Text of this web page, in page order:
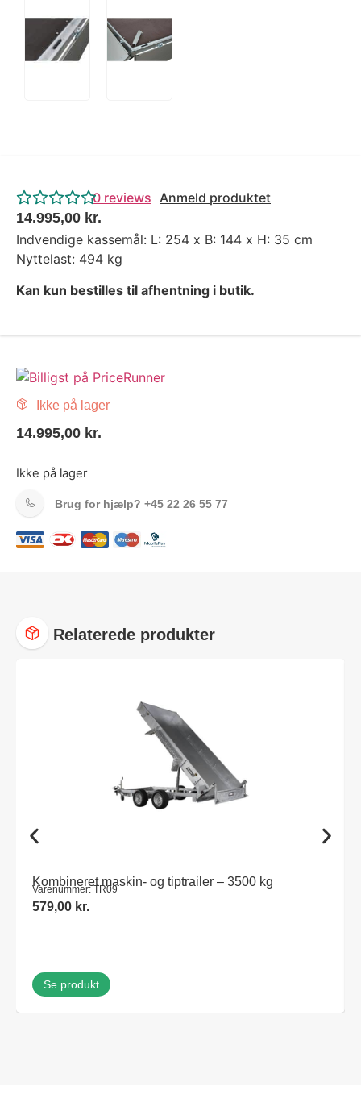
0 reviews Anmeld produktet
14.995,00 kr.
Indvendige kassemål: L: 254 x B: 144 x H: 35 cm
Nyttelast: 494 kg
Kan kun bestilles til afhentning i butik.
Ikke på lager
14.995,00 kr.
Ikke på lager
Brug for hjælp? +45 22 26 55 77
Relaterede produkter
Kombineret maskin- og tiptrailer – 3500 kg
Varenummer: TR09
579,00 kr.
Se produkt